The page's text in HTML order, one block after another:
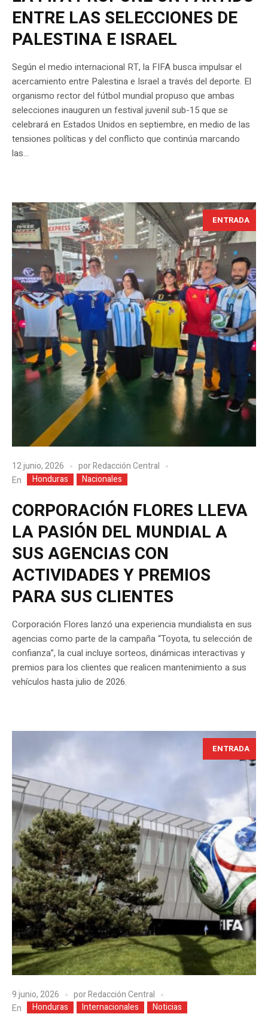
ENTRE LAS SELECCIONES DE
PALESTINA E ISRAEL
Según el medio internacional RT, la FIFA busca impulsar el
acercamiento entre Palestina e Israel a través del deporte. El
organismo rector del fútbol mundial propuso que ambas
selecciones inauguren un festival juvenil sub-15 que se
celebrará en Estados Unidos en septiembre, en medio de las
tensiones políticas y del conflicto que continúa marcando
las...
ENTRADA
12 junio, 2026 porRedacción Central
En
Honduras Nacionales
CORPORACIÓN FLORES LLEVA
LA PASIÓN DEL MUNDIAL A
SUS AGENCIAS CON
ACTIVIDADES Y PREMIOS
PARA SUS CLIENTES
Corporación Flores lanzó una experiencia mundialista en sus
agencias como parte de la campaña “Toyota, tu selección de
confianza”, la cual incluye sorteos, dinámicas interactivas y
premios para los clientes que realicen mantenimiento a sus
vehículos hasta julio de 2026.
ENTRADA
9 junio, 2026 porRedacción Central
En
Honduras Internacionales Noticias